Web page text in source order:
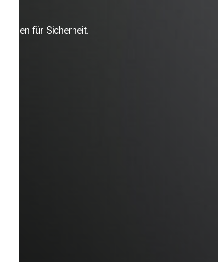
Sorgen für Sicherheit.